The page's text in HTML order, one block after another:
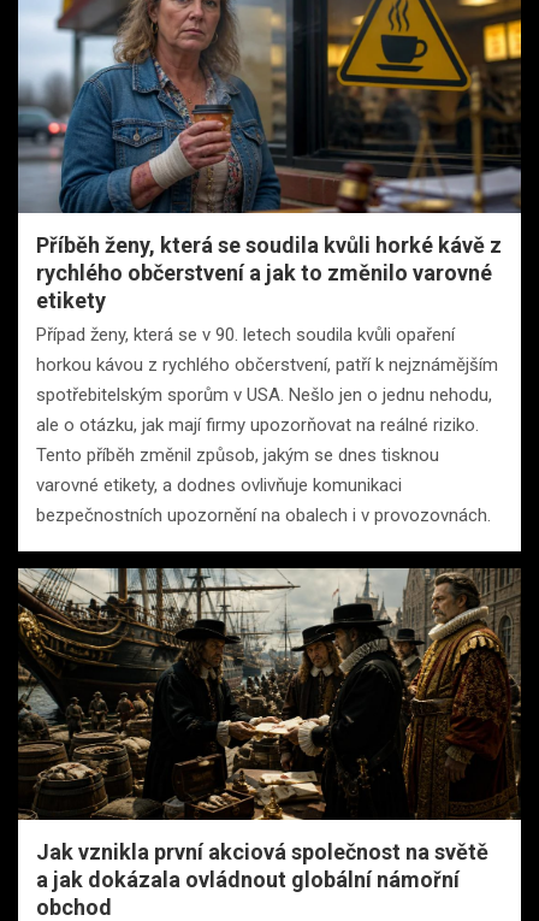
Příběh ženy, která se soudila kvůli horké kávě z
rychlého občerstvení a jak to změnilo varovné
etikety
Případ ženy, která se v 90. letech soudila kvůli opaření
horkou kávou z rychlého občerstvení, patří k nejznámějším
spotřebitelským sporům v USA. Nešlo jen o jednu nehodu,
ale o otázku, jak mají firmy upozorňovat na reálné riziko.
Tento příběh změnil způsob, jakým se dnes tisknou
varovné etikety, a dodnes ovlivňuje komunikaci
bezpečnostních upozornění na obalech i v provozovnách.
Jak vznikla první akciová společnost na světě
a jak dokázala ovládnout globální námořní
obchod